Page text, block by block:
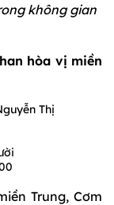
không gian
hòa vị miền
Thị
Trung, Cơm